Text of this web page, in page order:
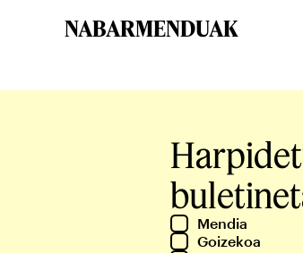
NABARMENDUAK
Mendia
Goizekoa